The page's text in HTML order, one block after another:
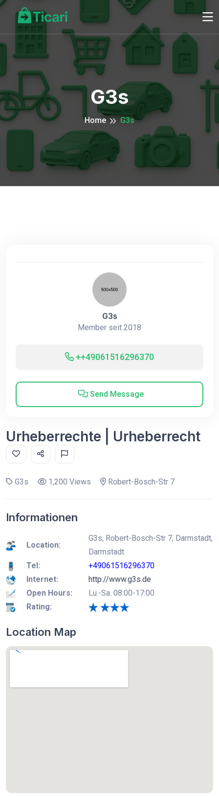
G3s
Home G3s
G3s
Member seit 2018
++49061516296370
Send Message
Urheberrechte | Urheberrecht
G3s 1,200 Views Robert-Bosch-Str 7
Informationen
Location:
G3s, Robert-Bosch-Str 7, Darmstadt,
Darmstadt
Tel:
+49061516296370
Internet:
http://www.g3s.de
Open Hours:
Lu.-Sa. 08:00-17:00
Rating:
Location Map